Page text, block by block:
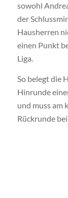
sowohl
der
Hausherren
einen Punkt
Liga.
So belegt die
Hinrunde
und muss am
Rückrunde